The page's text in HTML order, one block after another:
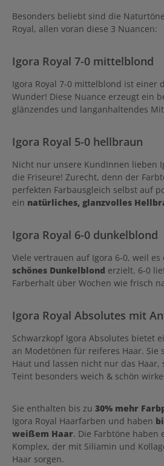
Besonders beliebt sind die
Royal, allen voran diese 3 Nuancen:
Igora Royal 7-0 mittelblond
Igora Royal 7-0 mittelblond ist einer
Wunder! Diese Nuance erzeugt ein
glänzendes und langanhaltendes
Igora Royal 5-0 hellbraun
Nicht nur unsere KundInnen lieben
die Friseure! Zurecht, denn der
perfekten Farbausgleich selbst auf
ein natürliches, glanzvolles
Igora Royal 6-0 dunkelblond
Viele vertrauen auf Igora 6-0, weil es
schönes Dunkelblond erzielt. 6-0
Farberhalt über Wochen wie frisch
Igora Royal Absolutes mit
Schwarzkopf Igora Absolutes bietet
an Modetönen für reiferes Haar. Sie
Haut und lassen nicht nur das Haar,
Teint besonders weich & schön
Sie enthalten bis zu 30% mehr
Igora Royal Haarfarben und haben
weißem Haar. Die Farbtöne haben
Komplex, der mit Siliamin und
Haar sorgen.